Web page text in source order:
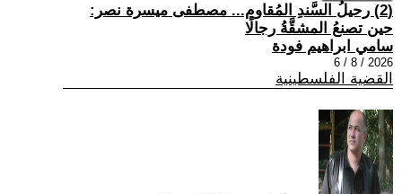
(2) رحيلُ السَّندِ المُقاوم... مصطفى ميسرة نصر:
حين تصنعُ المشقَّةُ رجالًا
سامي ابراهيم فودة
2026 / 8 / 6
القضية الفلسطينية